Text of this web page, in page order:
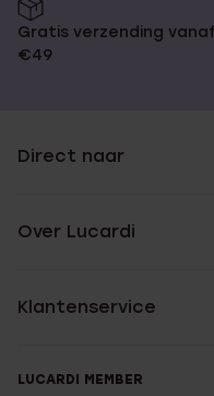
Gratis verzending
€49
Direct naar
Over Lucardi
Klantenservice
LUCARDI MEMBER